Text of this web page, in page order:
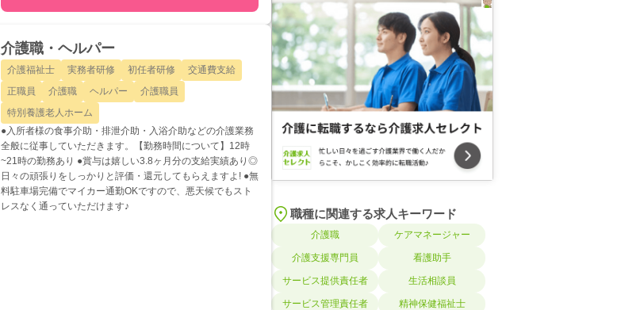
介護職・ヘルパー
介護福祉士 実務者研修 初任者研修
交通費支給
正職員
介護職 ヘルパー
介護職員
特別養護老人ホーム
●入所者様の食事介助・排泄介助・入浴介助などの介護業務
全般に従事していただきます。【勤務時間について】12時
~21時の勤務あり ●賞与は嬉しい3.8ヶ月分の支給実績あり◎
日々の頑張りをしっかりと評価・還元してもらえますよ! ●無
料駐車場完備でマイカー通勤OKですので、悪天候でもスト
レスなく通っていただけます♪
職種に関連する求人キーワード
介護職 ケアマネージャー
介護支援専門員 看護助手
サービス提供責任者 生活相談員
サービス管理責任者 精神保健福祉士